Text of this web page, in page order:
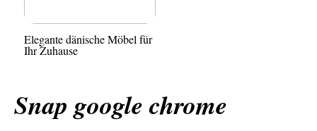
Elegante dänische Möbel für
Ihr Zuhause
Snap google chrome